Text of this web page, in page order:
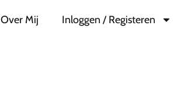
Over Mij Inloggen / Registeren